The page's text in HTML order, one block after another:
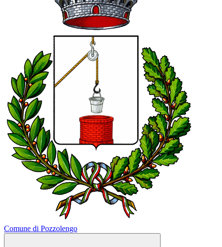
Comune di Pozzolengo